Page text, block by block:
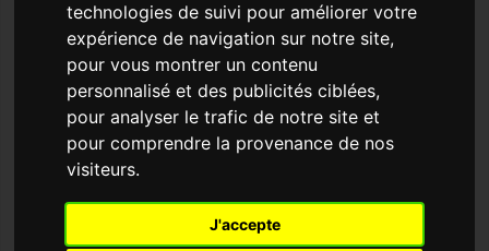
technologies de suivi pour améliorer votre
expérience de navigation sur notre site,
pour vous montrer un contenu
personnalisé et des publicités ciblées,
pour analyser le trafic de notre site et
pour comprendre la provenance de nos
visiteurs.
J'accepte